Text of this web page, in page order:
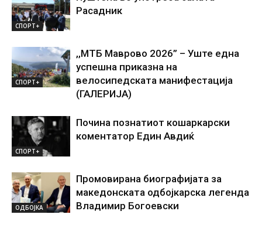
СПОРТ+
Расадник
СПОРТ+
,,МТБ Маврово 2026” – Уште една
успешна приказна на
велосипедската манифестација
(ГАЛЕРИЈА)
СПОРТ+
Почина познатиот кошаркарски
коментатор Един Авдиќ
ОДБОЈКА
Промовирана биографијата за
македонската одбојкарска легенда
Владимир Богоевски